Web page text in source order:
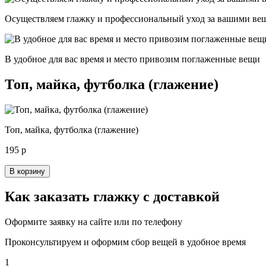
Осуществляем глажку и профессиональный уход за вашими
В удобное для вас время и место привозим поглаженные вещи
Топ, майка, футболка (глажение)
Топ, майка, футболка (глажение)
195 р
В корзину
Как заказать глажку с доставкой
Оформите заявку на сайте или по телефону
Проконсультируем и оформим сбор вещей в удобное время
1